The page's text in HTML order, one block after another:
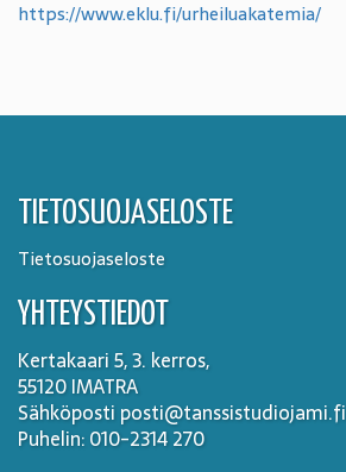
https://www.eklu.fi/urheiluakatemia/
TIETOSUOJASELOSTE
Tietosuojaseloste
YHTEYSTIEDOT
Kertakaari 5, 3. kerros,
55120 IMATRA
Sähköposti posti@tanssistudiojami.fi
Puhelin: 010-2314 270